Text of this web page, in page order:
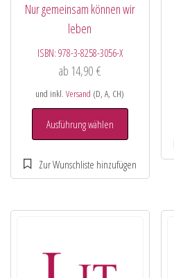
Nur gemeinsam können wir
leben
ISBN: 978-3-8258-3056-X
ab 14,90€
und inkl.Versand (D, A, CH)
Ausführung wählen